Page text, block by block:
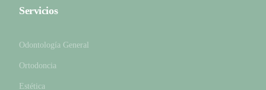
Servicios
Odontología General
Ortodoncia
Estética